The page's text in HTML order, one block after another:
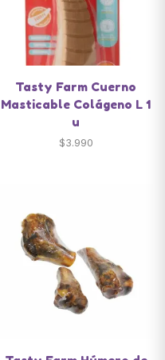
Tasty Farm Cuerno
Masticable Colágeno L 1
u
$3.990